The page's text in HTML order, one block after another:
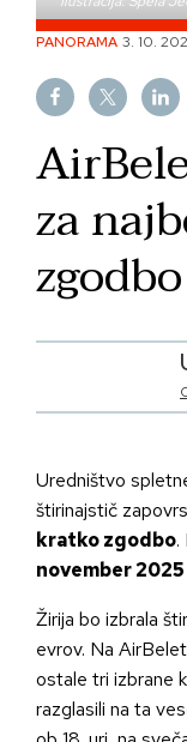
content
PANORAMA 3. 10.
za
Uredništvo
štirinajstič
kratko zgodbo.
november 2025
Žirija bo izbrala
evrov. Na
ostale tri izbrane
razglasili na ta